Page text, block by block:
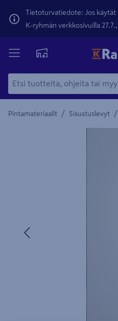
Tietoturvatiedote: Jos
K-ryhmän verkkosivuilla 27.7.,
Pintamateriaalit / Sisustuslevyt /
Yksityiskohtainen kuvaus